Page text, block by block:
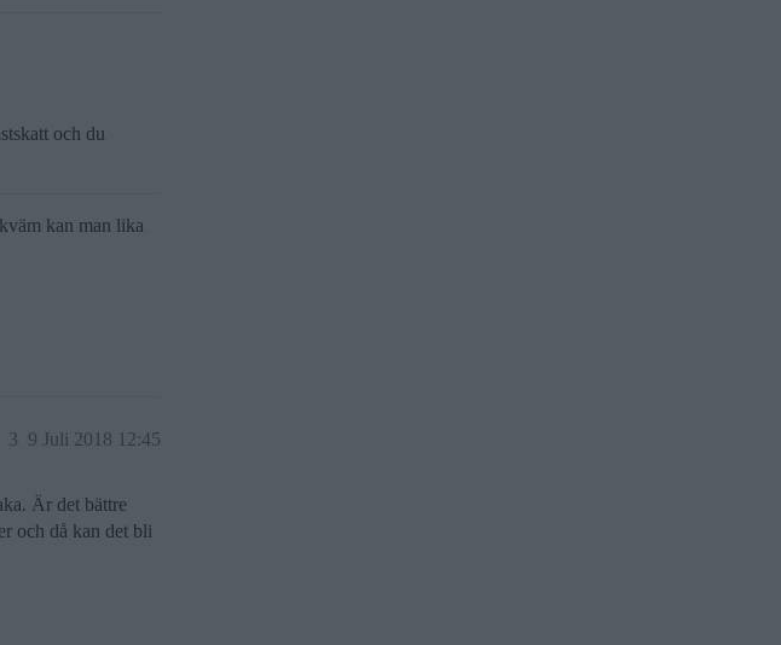
och du
kan man lika
9 Juli 2018 12:45
3
Är det bättre
och då kan det bli